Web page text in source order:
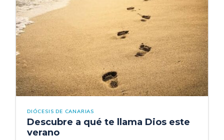
DIÓCESIS DE CANARIAS
Descubre a qué te llama Dios este
verano